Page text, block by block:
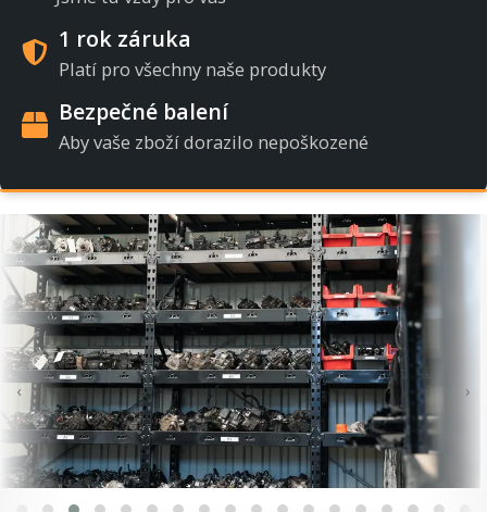
1 rok záruka
Platí pro všechny naše produkty
Bezpečné balení
Aby vaše zboží dorazilo nepoškozené
‹ ›